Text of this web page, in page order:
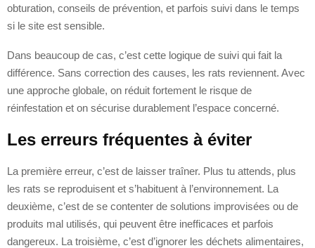
obturation, conseils de prévention, et parfois suivi dans le temps
si le site est sensible.
Dans beaucoup de cas, c’est cette logique de suivi qui fait la
différence. Sans correction des causes, les rats reviennent. Avec
une approche globale, on réduit fortement le risque de
réinfestation et on sécurise durablement l’espace concerné.
Les erreurs fréquentes à éviter
La première erreur, c’est de laisser traîner. Plus tu attends, plus
les rats se reproduisent et s’habituent à l’environnement. La
deuxième, c’est de se contenter de solutions improvisées ou de
produits mal utilisés, qui peuvent être inefficaces et parfois
dangereux. La troisième, c’est d’ignorer les déchets alimentaires,